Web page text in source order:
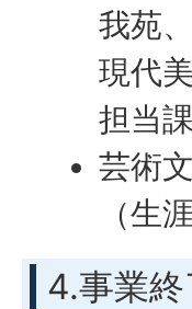
我苑
現代
担当
芸術
（生
4.事業終